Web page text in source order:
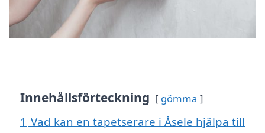
Innehållsförteckning gömma
1 Vad kan en tapetserare i Åsele hjälpa till